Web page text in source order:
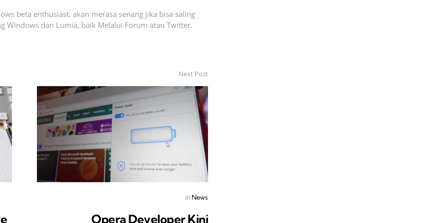
beta enthusiast. akan merasa senang jika bisa saling
Windows dan Lumia, baik Melalui Forum atau Twitter.
Next Post
Posted
in News
Opera Developer Kini